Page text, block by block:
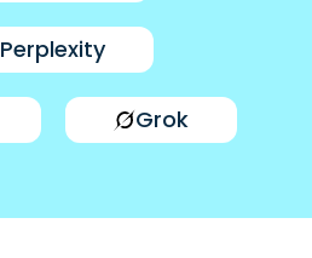
Perplexity
Grok